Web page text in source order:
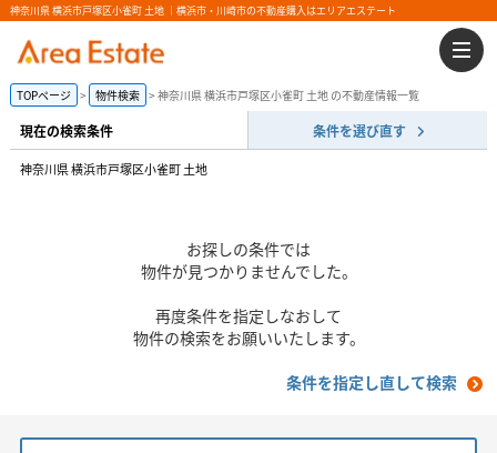
神奈川県 横浜市戸塚区小雀町 土地 ｜横浜市・川崎市の不動産購入はエリアエステート
TOPページ 物件検索 神奈川県 横浜市戸塚区小雀町 土地 の不動産情報一覧
現在の検索条件 条件を選び直す
神奈川県 横浜市戸塚区小雀町 土地
お探しの条件では
物件が見つかりませんでした。
再度条件を指定しなおして
物件の検索をお願いいたします。
条件を指定し直して検索